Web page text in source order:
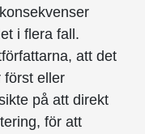
i flera fall.
att det
först eller
på att direkt
för att